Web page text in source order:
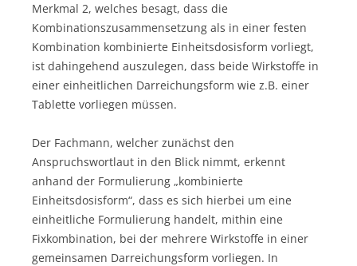
Merkmal 2, welches besagt, dass die
Kombinationszusammensetzung als in einer festen
Kombination kombinierte Einheitsdosisform vorliegt,
ist dahingehend auszulegen, dass beide Wirkstoffe in
einer einheitlichen Darreichungsform wie z.B. einer
Tablette vorliegen müssen.
Der Fachmann, welcher zunächst den
Anspruchswortlaut in den Blick nimmt, erkennt
anhand der Formulierung „kombinierte
Einheitsdosisform“, dass es sich hierbei um eine
einheitliche Formulierung handelt, mithin eine
Fixkombination, bei der mehrere Wirkstoffe in einer
gemeinsamen Darreichungsform vorliegen. In